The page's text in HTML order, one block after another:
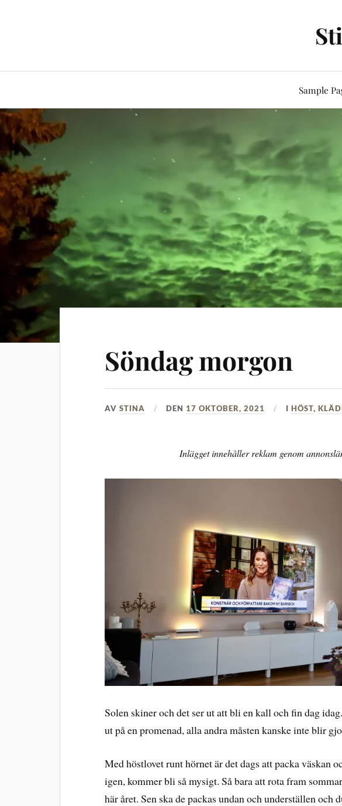
Sample
Söndag morgon
AVSTINA DEN 17 OKTOBER, 2021 IHÖST,
Inlägget innehåller reklam genom
Solen skiner och det ser ut att bli en kall och fin dag
ut på en promenad, alla andra måsten kanske inte blir
Med höstlovet runt hörnet är det dags att packa väskan
igen, kommer bli så mysigt. Så bara att rota fram
här året. Sen ska de packas undan och underställen och